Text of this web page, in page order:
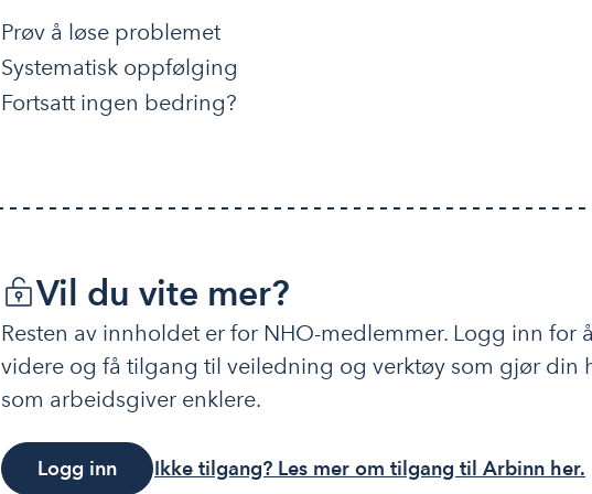
Prøv å løse problemet
Systematisk oppfølging
Fortsatt ingen bedring?
Vil du vite mer?
Resten av innholdet er for NHO-medlemmer. Logg inn for
videre og få tilgang til veiledning og verktøy som gjør din
som arbeidsgiver enklere.
Logg inn Ikke tilgang? Les mer om tilgang til Arbinn her.